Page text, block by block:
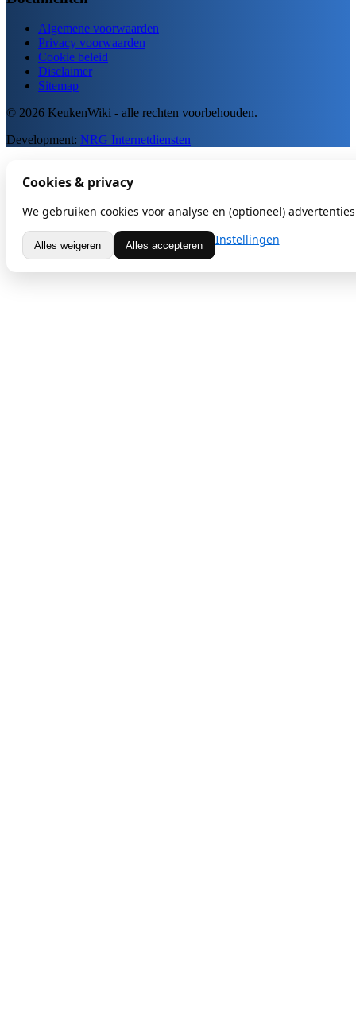
Algemene voorwaarden
Privacy voorwaarden
Cookie beleid
Disclaimer
Sitemap
© 2026 KeukenWiki - alle rechten voorbehouden.
Development: NRG Internetdiensten
Cookies & privacy
We gebruiken cookies voor analyse en (optioneel)
Alles weigeren Alles accepteren Instellingen